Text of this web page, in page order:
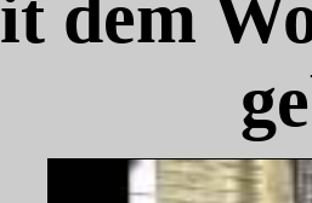
dem